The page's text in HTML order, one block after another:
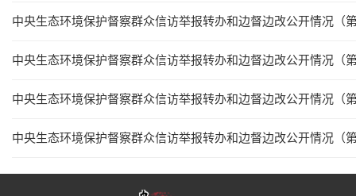
中央生态环境保护督察群众信访举报转办和边督边改公开情况（
中央生态环境保护督察群众信访举报转办和边督边改公开情况（
中央生态环境保护督察群众信访举报转办和边督边改公开情况（
中央生态环境保护督察群众信访举报转办和边督边改公开情况（